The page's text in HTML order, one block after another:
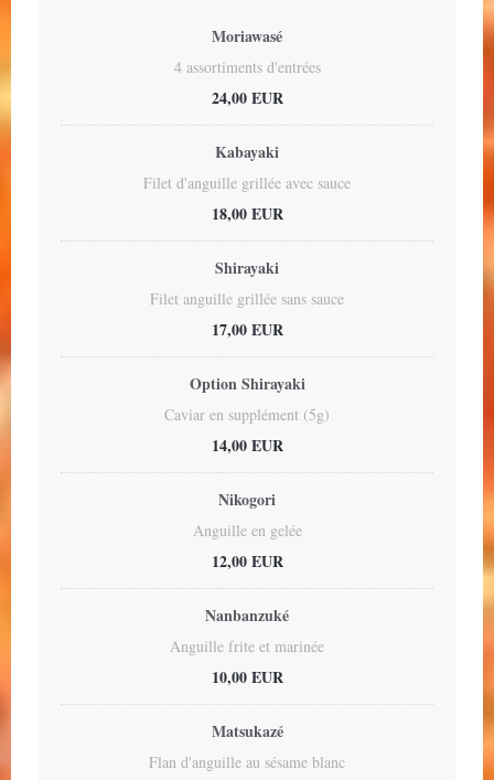
Moriawasé
4 assortiments d'entrées
24,00 EUR
Kabayaki
Filet d'anguille grillée avec sauce
18,00 EUR
Shirayaki
Filet anguille grillée sans sauce
17,00 EUR
Option Shirayaki
Caviar en supplément (5g)
14,00 EUR
Nikogori
Anguille en gelée
12,00 EUR
Nanbanzuké
Anguille frite et marinée
10,00 EUR
Matsukazé
Flan d'anguille au sésame blanc